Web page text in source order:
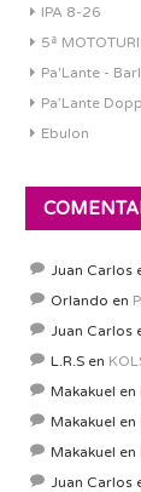
IPA 8-26
5ª
Pa'Lante -
Pa’Lante
Ebulon
Juan Carlos
Orlando en
Juan Carlos
L.R.S en
Makakuel en
Makakuel en
Makakuel en
Juan Carlos